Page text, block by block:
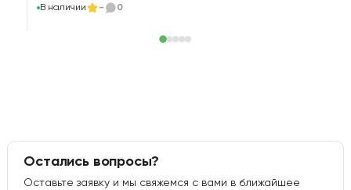
В наличии - 0
Остались вопросы?
Оставьте заявку и мы свяжемся с вами в ближайшее